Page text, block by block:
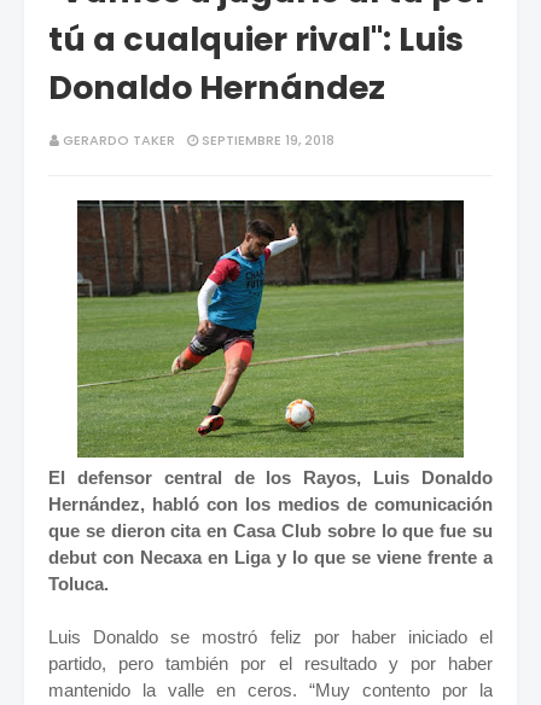
tú a cualquier rival": Luis
Donaldo Hernández
GERARDO TAKER SEPTIEMBRE 19, 2018
El defensor central de los Rayos, Luis Donaldo
Hernández, habló con los medios de comunicación
que se dieron cita en Casa Club sobre lo que fue su
debut con Necaxa en Liga y lo que se viene frente a
Toluca.
Luis Donaldo se mostró feliz por haber iniciado el
partido, pero también por el resultado y por haber
mantenido la valle en ceros. “Muy contento por la